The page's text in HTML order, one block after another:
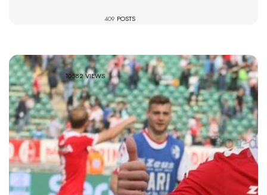
409 POSTS
10582 VIEWS